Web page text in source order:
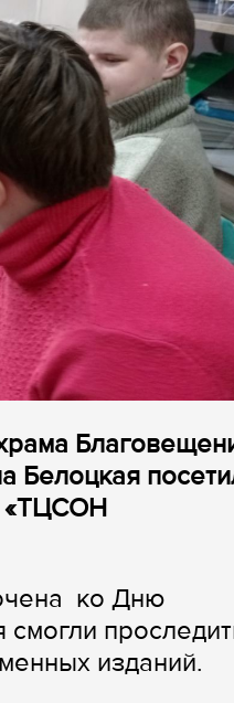
Белоцкая
«ТЦСОН
ко Дню
изданий.